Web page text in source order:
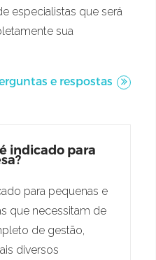
especialistas que será
sua
e respostas
indicado para
para pequenas e
que necessitam de
de gestão,
diversos